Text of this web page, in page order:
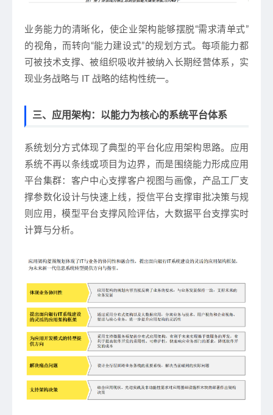
业务能力的清晰化，使企业架构能够摆脱“需求清单式”
的视角，而转向“能力建设式”的规划方式。每项能力都
可被技术支撑、被组织吸收并被纳入长期经营体系，实
现业务战略与 IT 战略的结构性统一。
三、应用架构：以能力为核心的系统平台体系
系统划分方式体现了典型的平台化应用架构思路。应用
系统不再以条线或项目为边界，而是围绕能力形成应用
平台集群：客户中心支撑客户视图与画像，产品工厂支
撑参数化设计与快速上线，授信平台支撑审批决策与规
则应用，模型平台支撑风险评估，大数据平台支撑实时
计算与分析。